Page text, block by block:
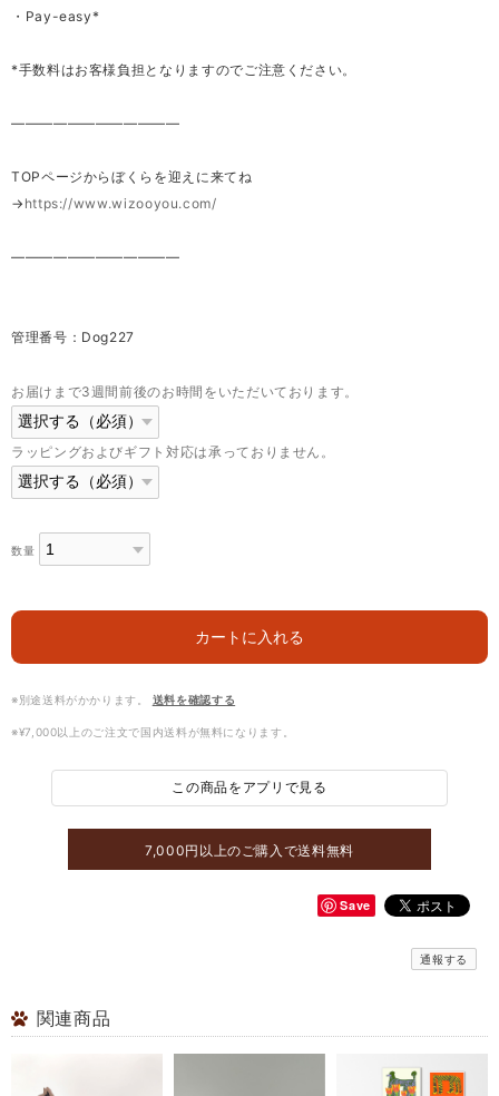
・Pay-easy*
*手数料はお客様負担となりますのでご注意ください。
————————————
TOPページからぼくらを迎えに来てね
→ https://www.wizooyou.com/
————————————
管理番号：Dog227
お届けまで3週間前後のお時間をいただいております。
ラッピングおよびギフト対応は承っておりません。
数量
カートに入れる
※別途送料がかかります。 送料を確認する
※¥7,000以上のご注文で国内送料が無料になります。
この商品をアプリで見る
7,000円以上のご購入で送料無料
Save
通報する
関連商品